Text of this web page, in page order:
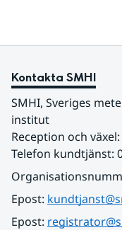
Kontakta SMHI
SMHI, Sveriges
institut
Reception och
Telefon kundtjänst:
Epost:
Epost: